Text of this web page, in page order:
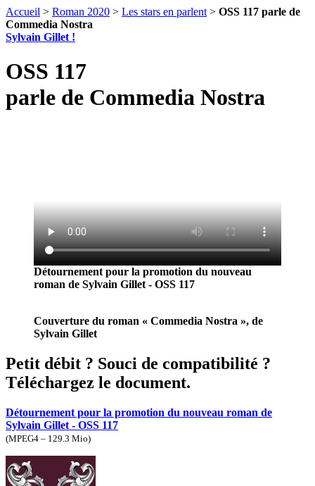
Accueil > Roman 2020 > Les stars en parlent > OSS 117 parle de
Commedia Nostra
Sylvain Gillet !
OSS 117
parle de Commedia Nostra
Détournement pour la promotion du nouveau
roman de Sylvain Gillet - OSS 117
Couverture du roman « Commedia Nostra », de
Sylvain Gillet
Petit débit ? Souci de compatibilité ?
Téléchargez le document.
Détournement pour la promotion du nouveau roman de
Sylvain Gillet - OSS 117
(MPEG4 – 129.3 Mio)